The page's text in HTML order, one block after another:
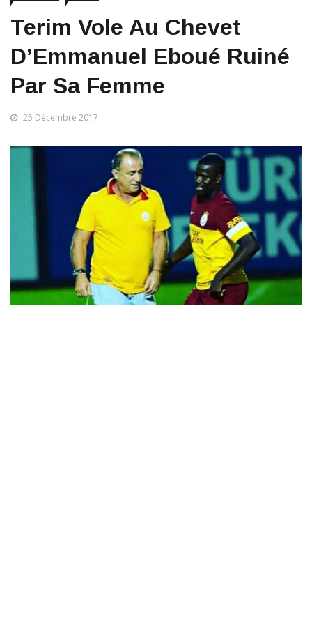
Terim Vole Au Chevet
D’Emmanuel Eboué Ruiné
Par Sa Femme
25 Décembre 2017